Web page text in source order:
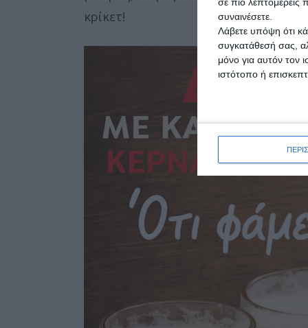
συναινέσετε.
Λάβετε υπόψη ότι
συγκατάθεσή σας,
μόνο για αυτόν τον
ιστότοπο ή
κρίκετ!